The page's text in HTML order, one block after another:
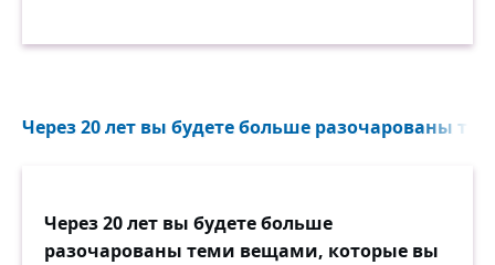
Через 20 лет вы будете больше разочарованы
Через 20 лет вы будете больше
разочарованы теми вещами, которые вы